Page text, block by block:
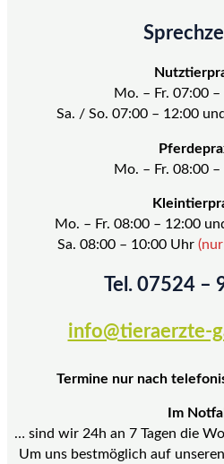
Mo. – Fr. 07:00
Sa. / So. 07:00 – 12:00
Mo. – Fr. 08:00
Mo. – Fr. 08:00 – 12:00
Sa. 08:00 – 10:00 Uhr
Tel. 07524 –
info@tieraerzte-
Termine nur nach
Im
… sind wir 24h an 7 Tagen die
Um uns bestmöglich auf